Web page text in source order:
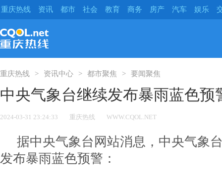
重庆热线 资讯 都市 社会 教育 商务 房产 汽车 娱乐
重庆热线 资讯中心 都市聚焦 要闻聚焦
中央气象台继续发布暴雨蓝色预
2024-03-31 23:24:33 重庆热线 WWW.CQOL.NET
据中央气象台网站消息，中央气象
发布暴雨蓝色预警：